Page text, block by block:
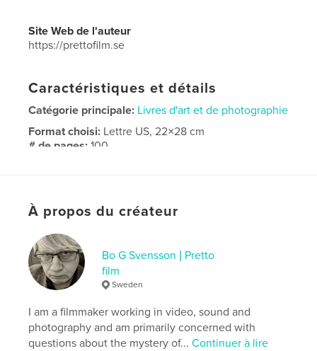
Site Web de l'auteur
https://prettofilm.se
Caractéristiques et détails
Catégorie principale: Livres d'art et de photographie
Format choisi: Lettre US, 22×28 cm
# de pages:100
Mots-clés
À propos du créateur
Bo G Svensson | Pretto
film
Sweden
I am a filmmaker working in video, sound and
photography and am primarily concerned with
questions about the mystery of...Continuer à lire